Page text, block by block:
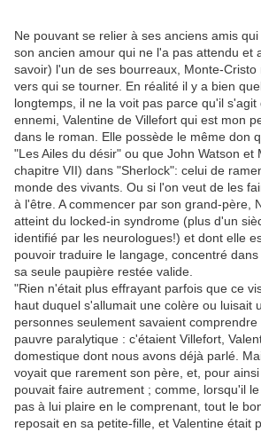
Ne pouvant se relier à ses anciens amis
son ancien amour qui ne l'a pas attendu et
savoir) l'un de ses bourreaux, Monte-
vers qui se tourner. En réalité il y a bien
longtemps, il ne la voit pas parce qu'il
ennemi, Valentine de Villefort qui est mon
dans le roman. Elle possède le même don
"Les Ailes du désir" ou que John Watson et
chapitre VII) dans "Sherlock": celui de
monde des vivants. Ou si l'on veut de les
à l'être. A commencer par son grand-père,
atteint du locked-in syndrome (plus d'un
identifié par les neurologues!) et dont elle
pouvoir traduire le langage, concentré
sa seule paupière restée valide.
"Rien n'était plus effrayant parfois que ce
haut duquel s'allumait une colère ou luisait
personnes seulement savaient comprendre
pauvre paralytique : c'étaient Villefort,
domestique dont nous avons déjà parlé.
voyait que rarement son père, et, pour
pouvait faire autrement ; comme, lorsqu'il
pas à lui plaire en le comprenant, tout le
reposait en sa petite-fille, et Valentine était